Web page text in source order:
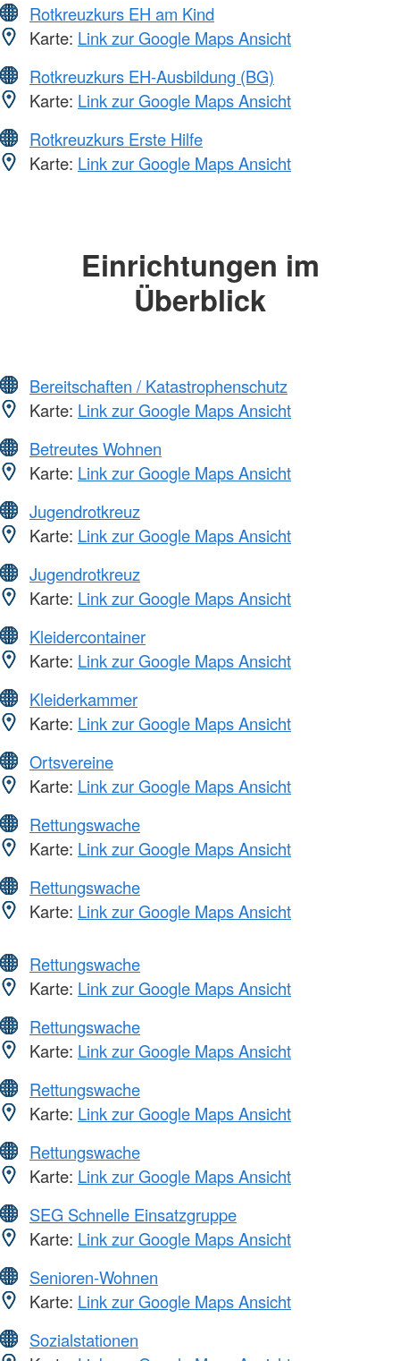
Rotkreuzkurs EH am Kind
Karte: Link zur Google Maps Ansicht
Rotkreuzkurs EH-Ausbildung (BG)
Karte: Link zur Google Maps Ansicht
Rotkreuzkurs Erste Hilfe
Karte: Link zur Google Maps Ansicht
Einrichtungen im
Überblick
Bereitschaften / Katastrophenschutz
Karte: Link zur Google Maps Ansicht
Betreutes Wohnen
Karte: Link zur Google Maps Ansicht
Jugendrotkreuz
Karte: Link zur Google Maps Ansicht
Jugendrotkreuz
Karte: Link zur Google Maps Ansicht
Kleidercontainer
Karte: Link zur Google Maps Ansicht
Kleiderkammer
Karte: Link zur Google Maps Ansicht
Ortsvereine
Karte: Link zur Google Maps Ansicht
Rettungswache
Karte: Link zur Google Maps Ansicht
Rettungswache
Karte: Link zur Google Maps Ansicht
Rettungswache
Karte: Link zur Google Maps Ansicht
Rettungswache
Karte: Link zur Google Maps Ansicht
Rettungswache
Karte: Link zur Google Maps Ansicht
Rettungswache
Karte: Link zur Google Maps Ansicht
SEG Schnelle Einsatzgruppe
Karte: Link zur Google Maps Ansicht
Senioren-Wohnen
Karte: Link zur Google Maps Ansicht
Sozialstationen